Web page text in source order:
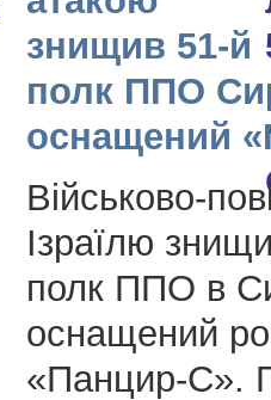
знищив 51-й
полк ППО
оснащений
Військово-
Ізраїлю
полк ППО в
оснащений
«Панцир-С».